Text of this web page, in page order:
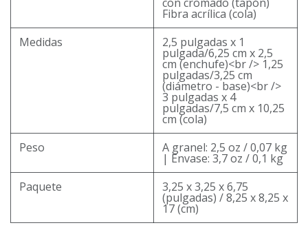
Fibra acrílica (cola)
Medidas
2,5 pulgadas x 1
pulgada/6,25 cm x 2,5
cm (enchufe)<br /> 1,25
pulgadas/3,25 cm
(diámetro - base)<br />
3 pulgadas x 4
pulgadas/7,5 cm x 10,25
cm (cola)
Peso
A granel: 2,5 oz / 0,07 kg
| Envase: 3,7 oz / 0,1 kg
Paquete
3,25 x 3,25 x 6,75
(pulgadas) / 8,25 x 8,25 x
17 (cm)